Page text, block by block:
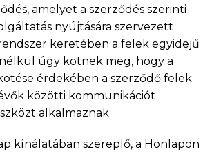
amelyet a szerződés szerinti
nyújtására szervezett
keretében a felek egyidejű
úgy kötnek meg, hogy a
érdekében a szerződő felek
közötti kommunikációt
alkalmaznak
kínálatában szereplő, a Honlapon